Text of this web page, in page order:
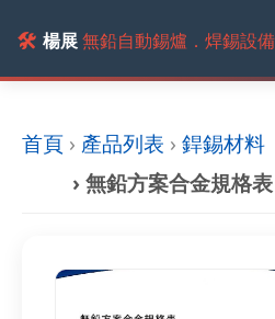
🛠️ 楊展無鉛自動錫爐．焊錫設備
首頁 › 產品列表 › 銲錫材料
› 無鉛方案合金規格表